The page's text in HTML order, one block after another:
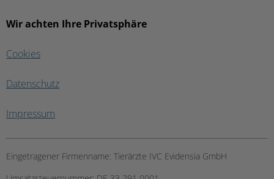
Wir achten Ihre Privatsphäre
Cookies
Datenschutz
Impressum
Eingetragener Firmenname: Tierärzte IVC Evidensia GmbH